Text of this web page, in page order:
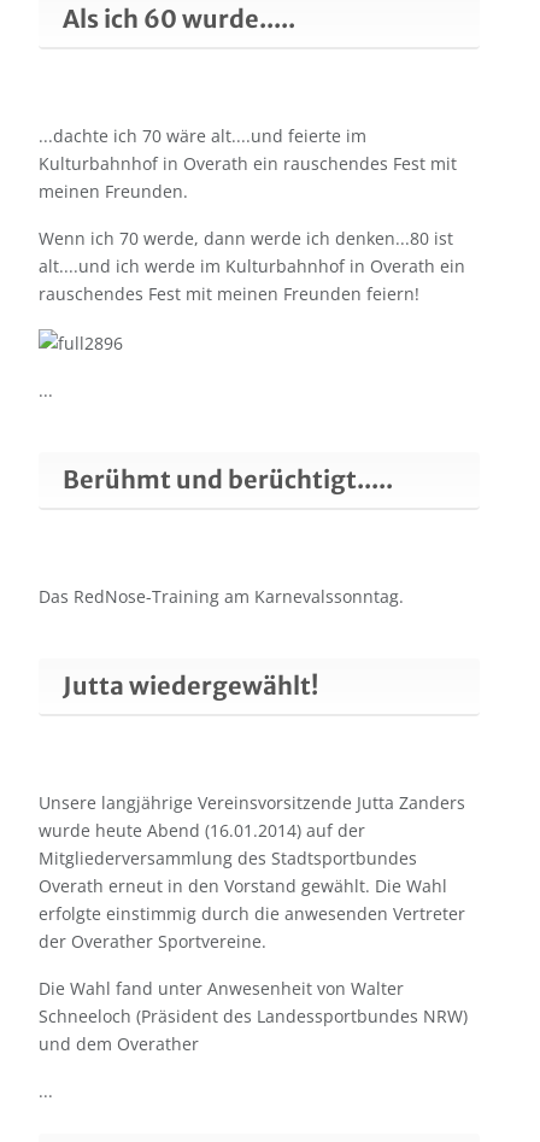
Als ich 60 wurde.....
...dachte ich 70 wäre alt....und feierte im
Kulturbahnhof in Overath ein rauschendes Fest mit
meinen Freunden.
Wenn ich 70 werde, dann werde ich denken...80 ist
alt....und ich werde im Kulturbahnhof in Overath ein
rauschendes Fest mit meinen Freunden feiern!
...
Berühmt und berüchtigt.....
Das RedNose-Training am Karnevalssonntag.
Jutta wiedergewählt!
Unsere langjährige Vereinsvorsitzende Jutta Zanders
wurde heute Abend (16.01.2014) auf der
Mitgliederversammlung des Stadtsportbundes
Overath erneut in den Vorstand gewählt. Die Wahl
erfolgte einstimmig durch die anwesenden Vertreter
der Overather Sportvereine.
Die Wahl fand unter Anwesenheit von Walter
Schneeloch (Präsident des Landessportbundes NRW)
und dem Overather
...